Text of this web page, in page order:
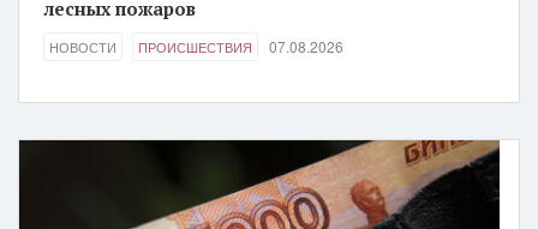
лесных пожаров
НОВОСТИ ПРОИСШЕСТВИЯ 07.08.2026